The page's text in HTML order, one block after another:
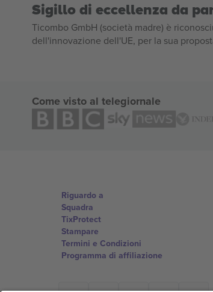
Sigillo di eccellenza da
Ticombo GmbH (società madre) è
dell'innovazione dell'UE, per la sua
Come visto al telegiornale
Riguardo a
Squadra
TixProtect
Stampare
Termini e Condizioni
Programma di affiliazione